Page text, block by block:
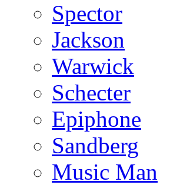
Spector
Jackson
Warwick
Schecter
Epiphone
Sandberg
Music Man